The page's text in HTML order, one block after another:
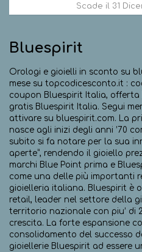
Scade il 31
Bluespirit
Orologi e gioielli in sconto su
mese su topcodicesconto.it :
coupon Bluespirit Italia, offerta
gratis Bluespirit Italia. Segui
attivare su bluespirit.com. La
nasce agli inizi degli anni ’70
subito si fa notare per la sua
aperte”, rendendo il gioiello
marchi Blue Point prima e
come una delle più importanti
gioielleria italiana. Bluespirit è
retail, leader nel settore della
territorio nazionale con piu’ di
crescita. La forte espansione
consolidamento del successo
gioiellerie Bluespirit ad essere